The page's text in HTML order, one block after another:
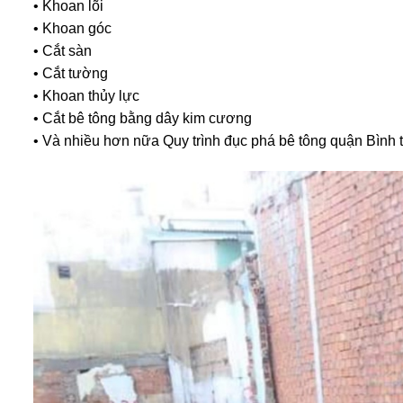
• Khoan góc
• Cắt sàn
• Cắt tường
• Khoan thủy lực
• Cắt bê tông bằng dây kim cương
• Và nhiều hơn nữa Quy trình đục phá bê tông quận Bình